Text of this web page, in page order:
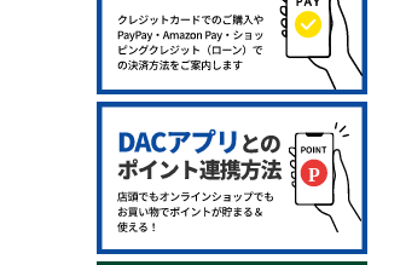
トランペット
トロンボーン
フレンチホルン
ユーフォニアム
チューバ
オーボエ・イングリッシュホ
ルン
トロンボーン
フレンチホルン
ユーフォニアム・チューバ